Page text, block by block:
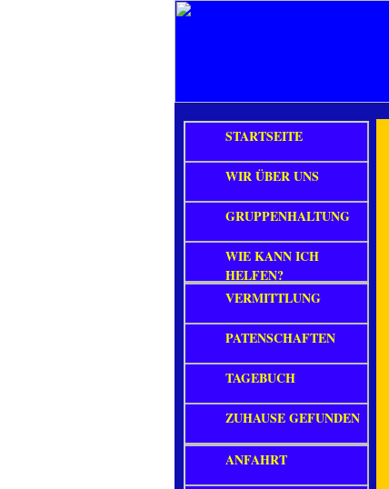
STARTSEITE
WIR ÜBER UNS
GRUPPENHALTUNG
WIE KANN ICH
HELFEN?
VERMITTLUNG
PATENSCHAFTEN
TAGEBUCH
ZUHAUSE GEFUNDEN
ANFAHRT